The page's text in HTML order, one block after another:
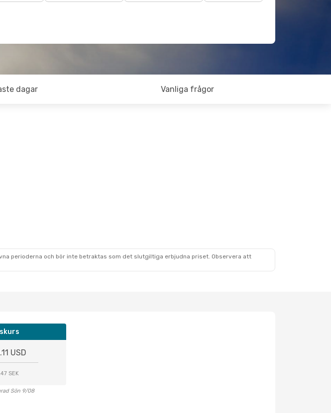
dagar Vanliga frågor
perioderna och bör inte betraktas som det slutgiltiga erbjudna priset. Observera att
USD
SEK
Sön 9/08